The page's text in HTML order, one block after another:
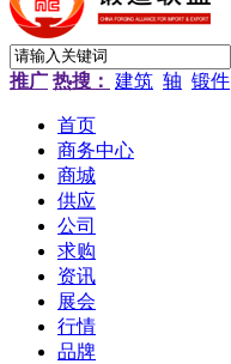
推广 热搜： 建筑 轴 锻件
首页
商务中心
商城
供应
公司
求购
资讯
展会
行情
品牌